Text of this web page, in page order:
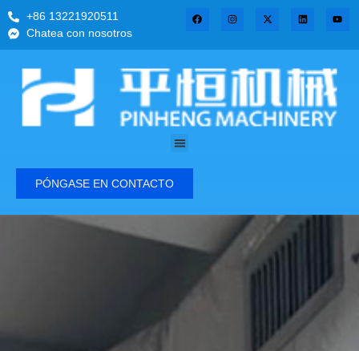
+86 13221920511
Chatea con nosotros
PÓNGASE EN CONTACTO